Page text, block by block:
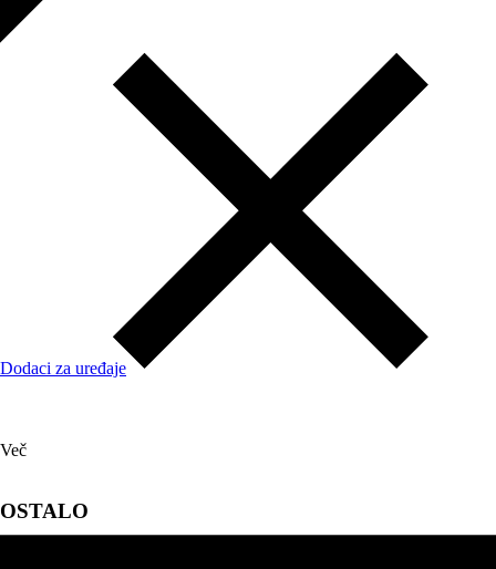
Dodaci za uređaje
OSTALO
Več